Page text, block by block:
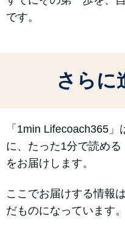
です。
さらに
「1min Lifecoach365
に、たった1分で読める
をお届けします。
ここでお届けする情報
だものになっています。